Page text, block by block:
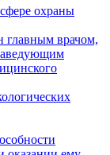
охраны
главным врачом,